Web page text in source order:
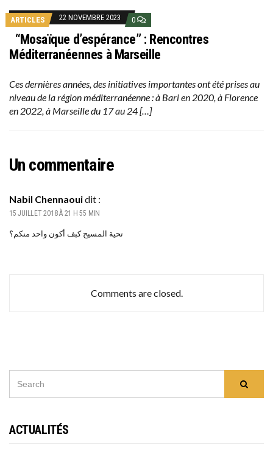
ARTICLES 22 NOVEMBRE 2023 0
“Mosaïque d’espérance” : Rencontres
Méditerranéennes à Marseille
Ces dernières années, des initiatives importantes ont été prises au
niveau de la région méditerranéenne : à Bari en 2020, à Florence
en 2022, à Marseille du 17 au 24 […]
Un commentaire
Nabil Chennaouidit :
15 JUILLET 2018 À 21 H 55 MIN
تحية المسيح كبف أكون واحد منكم؟
Comments are closed.
ACTUALITÉS